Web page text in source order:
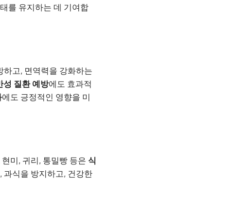
를 유지하는 데 기여합
하고, 면역력을 강화하는
성 질환 예방에도 효과적
에도 긍정적인 영향을 미
미, 귀리, 통밀빵 등은 식
과식을 방지하고, 건강한